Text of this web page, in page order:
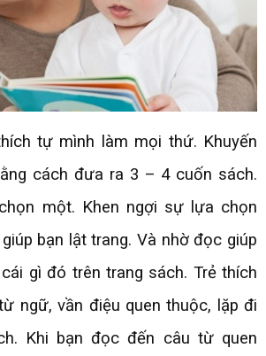
tự mình làm mọi thứ. Khuyến
cách đưa ra 3 – 4 cuốn sách.
một. Khen ngợi sự lựa chọn
bạn lật trang. Và nhờ đọc giúp
gì đó trên trang sách. Trẻ thích
ngữ, vần điệu quen thuộc, lặp đi
Khi bạn đọc đến câu từ quen